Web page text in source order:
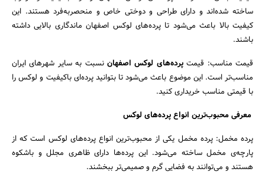
جستجو
ساخته شده‌اند و دارای طراحی و دوختی خاص و منحصربه‌فرد هستند. این
کیفیت بالا باعث می‌شود تا پرده‌های لوکس اصفهان ماندگاری بالایی داشته
باشند.
قیمت مناسب: قیمتپرده‌های لوکس اصفهان نسبت به سایر شهرهای ایران
مناسب‌تر است. این موضوع باعث می‌شود تا بتوانید پرده‌ای باکیفیت و لوکس را
با قیمتی مناسب خریداری کنید.
معرفی محبوب‌ترین انواع پرده‌های لوکس
پرده مخمل: پرده مخمل یکی از محبوب‌ترین انواع پرده‌های لوکس است که از
پارچه‌ی مخمل ساخته می‌شود. این پرده‌ها دارای ظاهری مجلل و باشکوه
هستند و می‌توانند به فضایی گرم و صمیمی‌تر ببخشند.